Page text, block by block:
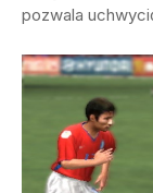
pozwala